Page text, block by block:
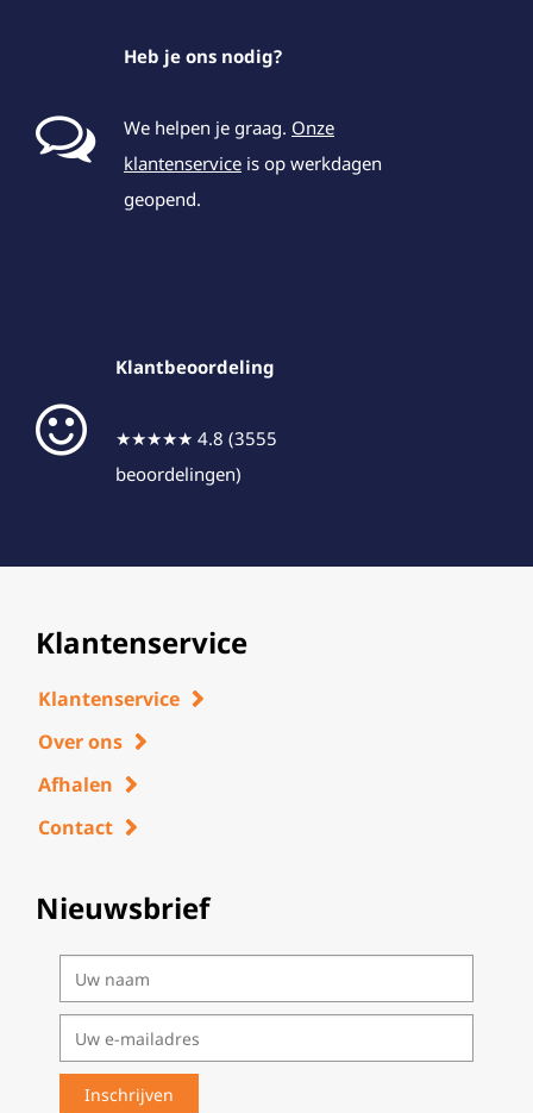
Heb je ons nodig?
We helpen je graag. Onze
klantenservice is op werkdagen
geopend.
Klantbeoordeling
★★★★★ 4.8 (3555
beoordelingen)
Klantenservice
Klantenservice
Over ons
Afhalen
Contact
Nieuwsbrief